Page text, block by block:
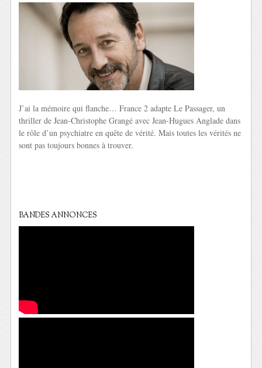
J’ai la mémoire qui flanche… France 2 adapte Le Passager, un
thriller de Jean-Christophe Grangé avec Jean-Hugues Anglade dans
le rôle d’un psychiatre en quête de vérité. Mais toutes les vérités ne
sont pas toujours bonnes à trouver.
BANDES ANNONCES